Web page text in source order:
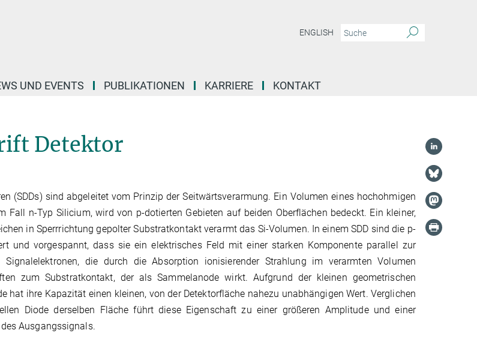
ENGLISH
UND EVENTS PUBLIKATIONEN KARRIERE KONTAKT
Detektor
(SDDs) sind abgeleitet vom Prinzip der Seitwärtsverarmung. Ein Volumen eines hochohmigen
Fall n-Typ Silicium, wird von p-dotierten Gebieten auf beiden Oberflächen bedeckt. Ein kleiner,
in Sperrrichtung gepolter Substratkontakt verarmt das Si-Volumen. In einem SDD sind die p-
und vorgespannt, dass sie ein elektrisches Feld mit einer starken Komponente parallel zur
Signalelektronen, die durch die Absorption ionisierender Strahlung im verarmten Volumen
zum Substratkontakt, der als Sammelanode wirkt. Aufgrund der kleinen geometrischen
hat ihre Kapazität einen kleinen, von der Detektorfläche nahezu unabhängigen Wert. Verglichen
Diode derselben Fläche führt diese Eigenschaft zu einer größeren Amplitude und einer
Ausgangssignals.